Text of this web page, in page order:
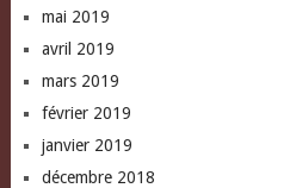
mai 2019
avril 2019
mars 2019
février 2019
janvier 2019
décembre 2018